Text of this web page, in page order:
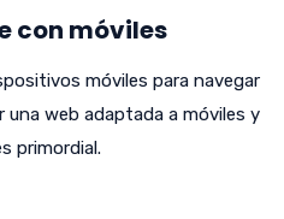
con móviles
móviles para navegar
web adaptada a móviles y
primordial.